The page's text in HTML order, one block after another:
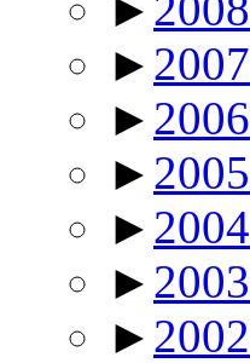
► 2007
► 2006
► 2005
► 2004
► 2003
► 2002